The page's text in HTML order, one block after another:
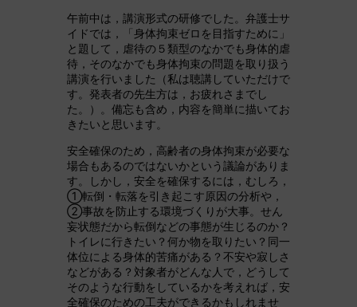
午前中は，講演形式の研修でした。弁護士サ
イドでは，「身体拘束ゼロを目指すために」
と題して，虐待の５類型のなかでも身体的虐
待，そのなかでも身体拘束の問題を取り扱う
講演を行いました（私は聴講していただけで
す。発表者の先生方は，お疲れさまでし
た。）。備忘も含め，内容を簡単に描いてお
きたいと思います。
安全確保のため，高齢者の身体拘束が必要な
場合もあるのではないかという議論がありま
す。しかし，安全を確保するには，むしろ，
①転倒・転落を引き起こす原因の分析や，
②事故を防止する環境づくりが大事。せん
妄状態だから転倒などの事態が生じるのか？
トイレに行きたい？何か物を取りたい？同一
体位による身体的苦痛がある？不安や寂しさ
などがある？対象者がどんな人で，どうして
そのような行動をしているかを考えれば，安
全確保のための工夫ができるかもしれませ